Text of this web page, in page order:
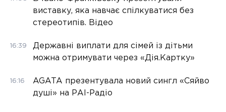
виставку, яка навчає спілкуватися без
стереотипів. Відео
16:39
Державні виплати для сімей із дітьми
можна отримувати через «Дія.Картку»
16:16
AGATA презентувала новий сингл «Сяйво
душі» на РАІ-Радіо